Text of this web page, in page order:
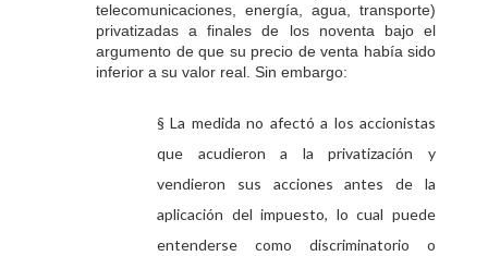
telecomunicaciones, energía, agua, transporte)
privatizadas a finales de los noventa bajo el
argumento de que su precio de venta había sido
inferior a su valor real. Sin embargo:
§ La medida no afectó a los accionistas
que acudieron a la privatización y
vendieron sus acciones antes de la
aplicación del impuesto, lo cual puede
entenderse como discriminatorio o